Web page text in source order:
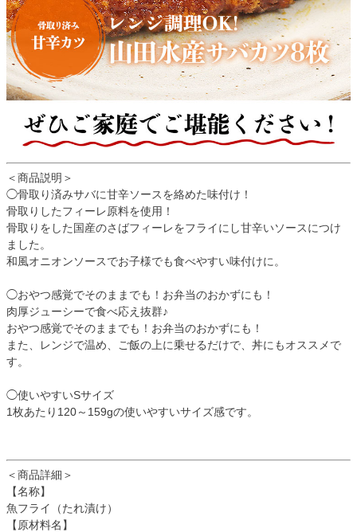
＜商品説明＞
◯骨取り済みサバに甘辛ソースを絡めた味付け！
骨取りしたフィーレ原料を使用！
骨取りをした国産のさばフィーレをフライにし甘辛いソースにつけ
ました。
和風オニオンソースでお子様でも食べやすい味付けに。
◯おやつ感覚でそのままでも！お弁当のおかずにも！
肉厚ジューシーで食べ応え抜群♪
おやつ感覚でそのままでも！お弁当のおかずにも！
また、レンジで温め、ご飯の上に乗せるだけで、丼にもオススメで
す。
◯使いやすいSサイズ
1枚あたり120～159gの使いやすいサイズ感です。
＜商品詳細＞
【名称】
魚フライ（たれ漬け）
【原材料名】